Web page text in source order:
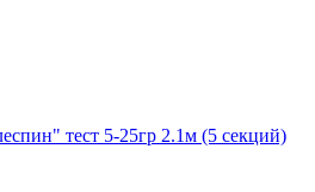
тест 5-25гр 2.1м (5 секций)